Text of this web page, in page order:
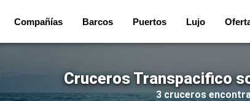
Compañías Barcos Puertos Lujo
Cruceros Transpacifico
3 cruceros